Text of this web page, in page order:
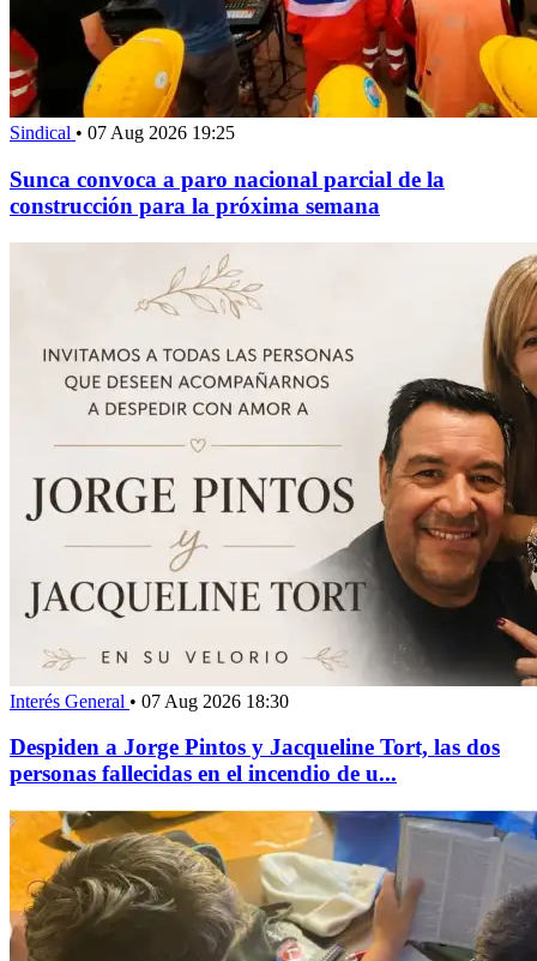
Sindical • 07 Aug 2026 19:25
Sunca convoca a paro nacional parcial de la
construcción para la próxima semana
Interés General • 07 Aug 2026 18:30
Despiden a Jorge Pintos y Jacqueline Tort, las dos
personas fallecidas en el incendio de u...